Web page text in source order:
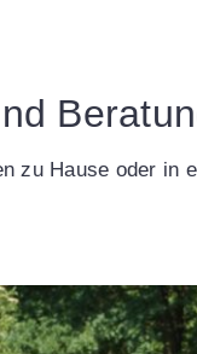
zu Hause oder in